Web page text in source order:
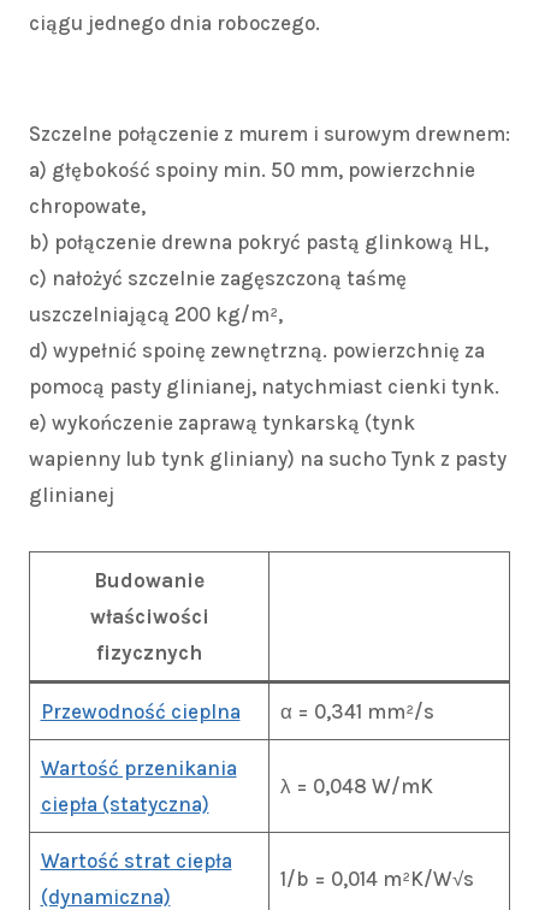
ciągu jednego dnia roboczego.
Szczelne połączenie z murem i surowym drewnem:
a) głębokość spoiny min. 50 mm, powierzchnie
chropowate,
b) połączenie drewna pokryć pastą glinkową HL,
c) nałożyć szczelnie zagęszczoną taśmę
uszczelniającą 200 kg/m²,
d) wypełnić spoinę zewnętrzną. powierzchnię za
pomocą pasty glinianej, natychmiast cienki tynk.
e) wykończenie zaprawą tynkarską (tynk
wapienny lub tynk gliniany) na sucho Tynk z pasty
glinianej
Budowanie
właściwości
fizycznych
Przewodność cieplna α = 0,341 mm²/s
Wartość przenikania
ciepła (statyczna)
λ = 0,048 W/mK
Wartość strat ciepła
(dynamiczna)
1/b = 0,014 m²K/W√s